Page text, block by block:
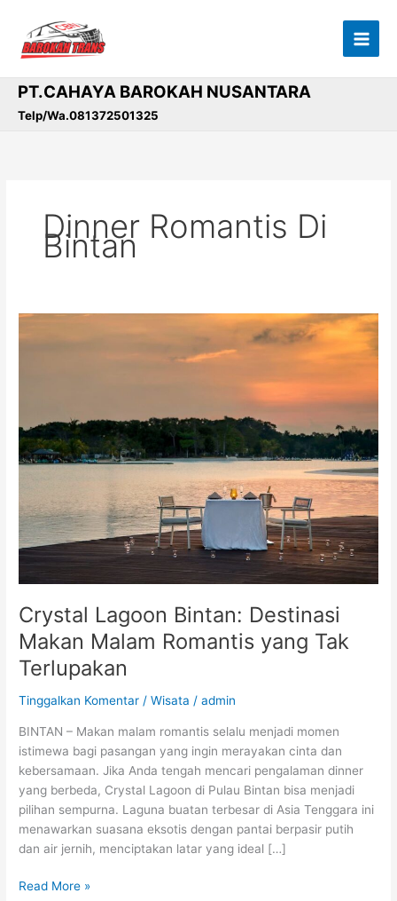
konten
PT.CAHAYA BAROKAH NUSANTARA
Telp/Wa.081372501325
Dinner Romantis Di
Bintan
Crystal Lagoon Bintan: Destinasi
Makan Malam Romantis yang Tak
Terlupakan
Tinggalkan Komentar /Wisata /admin
BINTAN – Makan malam romantis selalu menjadi momen
istimewa bagi pasangan yang ingin merayakan cinta dan
kebersamaan. Jika Anda tengah mencari pengalaman dinner
yang berbeda, Crystal Lagoon di Pulau Bintan bisa menjadi
pilihan sempurna. Laguna buatan terbesar di Asia Tenggara ini
menawarkan suasana eksotis dengan pantai berpasir putih
dan air jernih, menciptakan latar yang ideal […]
Crystal
Lagoon
Malam
Romantis
yang
Terlupakan
Read More »